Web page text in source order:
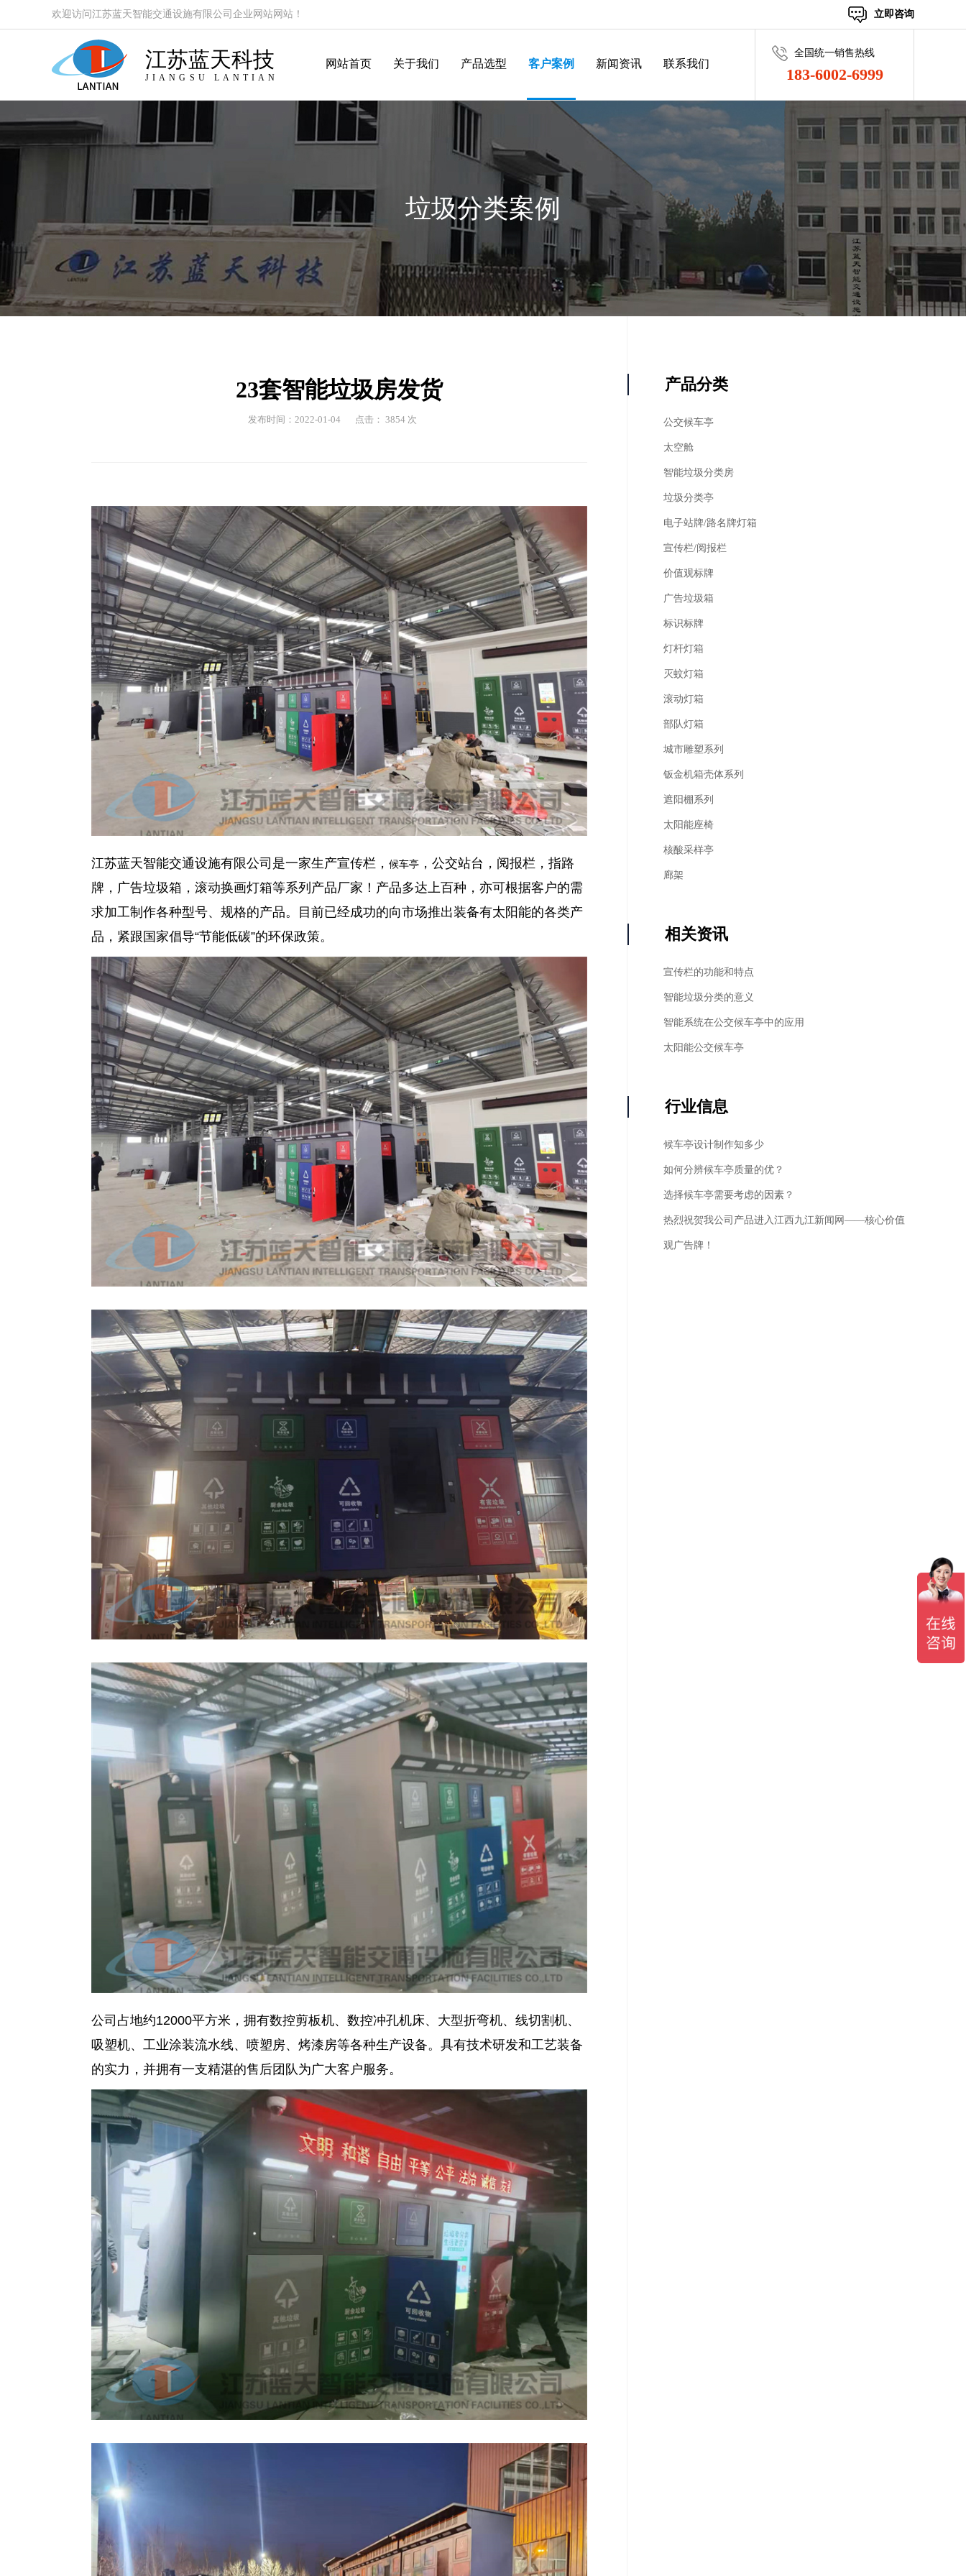
欢迎访问江苏蓝天智能交通设施有限公司企业网站网站！ 立即咨询
江苏蓝天科技
JIANGSU LANTIAN
网站首页 关于我们 产品选型 客户案例 新闻资讯 联系我们
全国统一销售热线
183-6002-6999
垃圾分类案例
23套智能垃圾房发货
发布时间：2022-01-04 点击： 3854 次
江苏蓝天智能交通设施有限公司是一家生产宣传栏， 候车亭 ，公交站台，阅报栏，指路
牌，广告垃圾箱，滚动换画灯箱等系列产品厂家！产品多达上百种，亦可根据客户的需
求加工制作各种型号、规格的产品。目前已经成功的向市场推出装备有太阳能的各类产
品，紧跟国家倡导“节能低碳”的环保政策。
公司占地约12000平方米，拥有数控剪板机、数控冲孔机床、大型折弯机、线切割机、
吸塑机、工业涂装流水线、喷塑房、烤漆房等各种生产设备。具有技术研发和工艺装备
的实力，并拥有一支精湛的售后团队为广大客户服务。
产品分类
公交候车亭
太空舱
智能垃圾分类房
垃圾分类亭
电子站牌/路名牌灯箱
宣传栏/阅报栏
价值观标牌
广告垃圾箱
标识标牌
灯杆灯箱
灭蚊灯箱
滚动灯箱
部队灯箱
城市雕塑系列
钣金机箱壳体系列
遮阳棚系列
太阳能座椅
核酸采样亭
廊架
相关资讯
宣传栏的功能和特点
智能垃圾分类的意义
智能系统在公交候车亭中的应用
太阳能公交候车亭
行业信息
候车亭设计制作知多少
如何分辨候车亭质量的优？
选择候车亭需要考虑的因素？
热烈祝贺我公司产品进入江西九江新闻网——核心价值
观广告牌！